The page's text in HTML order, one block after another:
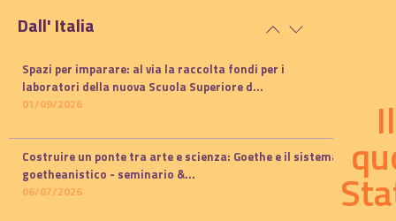
Dall' Italia
Spazi per imparare: al via la raccolta fondi per i
laboratori della nuova Scuola Superiore d...
01/09/2026
Costruire un ponte tra arte e scienza: Goethe e il sistema
goetheanistico - seminario &...
06/07/2026